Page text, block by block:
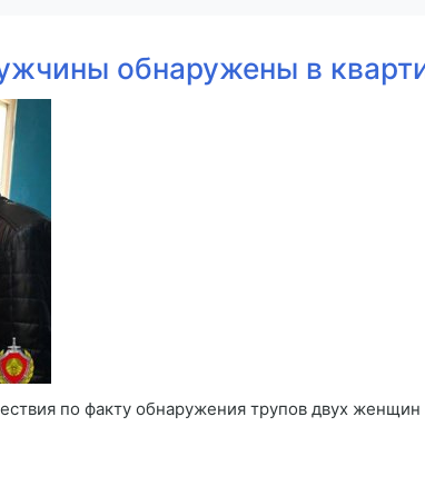
обнаружены в
по факту обнаружения трупов двух